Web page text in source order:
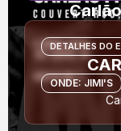
DETALHES DO
ONDE: JIMI'S